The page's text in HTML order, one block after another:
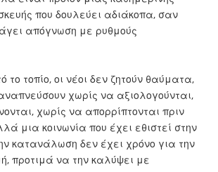
που δουλεύει αδιάκοπα, σαν
απόγνωση με ρυθμούς
τοπίο, οι νέοι δεν ζητούν θαύματα,
χωρίς να αξιολογούνται,
χωρίς να απορρίπτονται πριν
μια κοινωνία που έχει εθιστεί στην
κατανάλωση δεν έχει χρόνο για την
προτιμά να την καλύψει με